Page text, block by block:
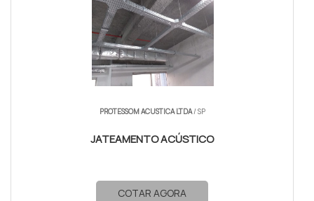
PROTESSOM ACUSTICA LTDA/ SP
JATEAMENTO ACÚSTICO
COTAR AGORA